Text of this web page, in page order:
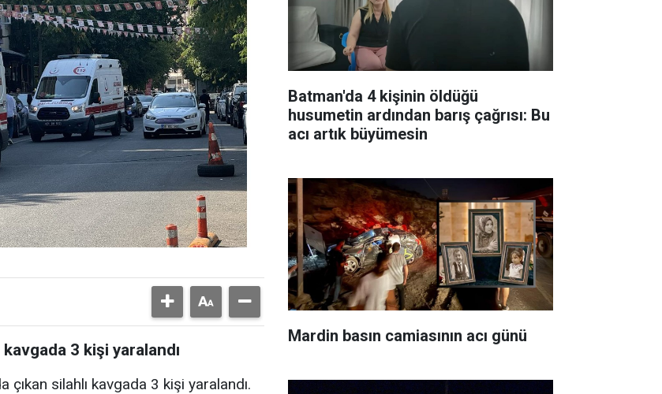
3 kişi yaralandı
çıkan silahlı kavgada 3 kişi yaralandı.
Batman'da 4 kişinin öldüğü
husumetin ardından barış çağrısı: Bu
acı artık büyümesin
Mardin basın camiasının acı günü